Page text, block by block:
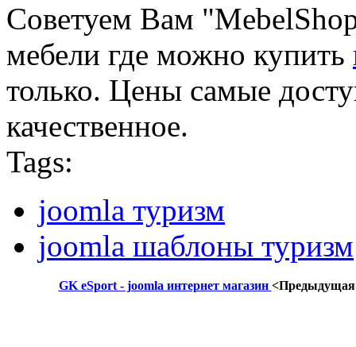
Советуем Вам
мебели где можно купить
только. Цены самые
качественное.
Tags:
joomla туризм
joomla шаблоны туризм
GK eSport - joomla интернет магазин <Предыдущая